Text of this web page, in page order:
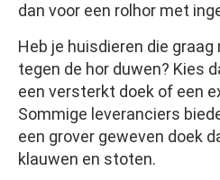
dan voor een rolhor met
Heb je huisdieren die
tegen de hor duwen? Kies
een versterkt doek of een
Sommige leveranciers
een grover geweven doek
klauwen en stoten.